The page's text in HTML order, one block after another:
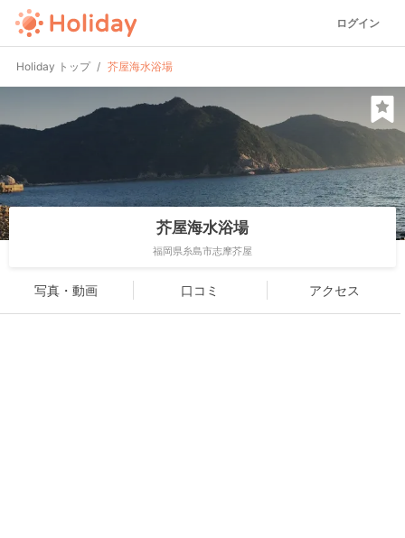
ログイン
Holiday トップ 芥屋海水浴場
芥屋海水浴場
福岡県糸島市志摩芥屋
写真・動画 口コミ アクセス